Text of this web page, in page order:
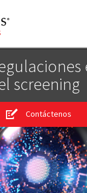
screening
Contáctenos